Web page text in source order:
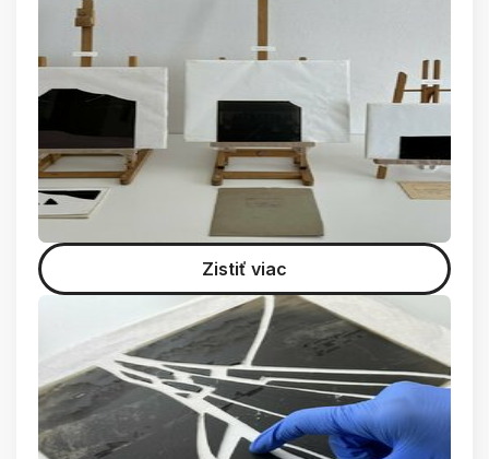
Zistiť viac